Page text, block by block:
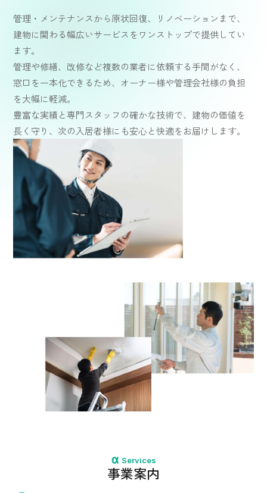
管理・メンテナンスから原状回復、リノベーションまで、
建物に関わる幅広いサービスをワンストップで提供してい
ます。
管理や修繕、改修など複数の業者に依頼する手間がなく、
窓口を一本化できるため、オーナー様や管理会社様の負担
を大幅に軽減。
豊富な実績と専門スタッフの確かな技術で、建物の価値を
長く守り、次の入居者様にも安心と快適をお届けします。
Services
事業案内